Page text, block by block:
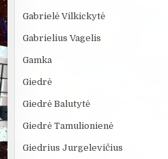
Gabrielė Vilkickytė
Gabrielius Vagelis
Gamka
Giedrė
Giedrė Balutytė
Giedrė Tamulionienė
Giedrius Jurgelevičius